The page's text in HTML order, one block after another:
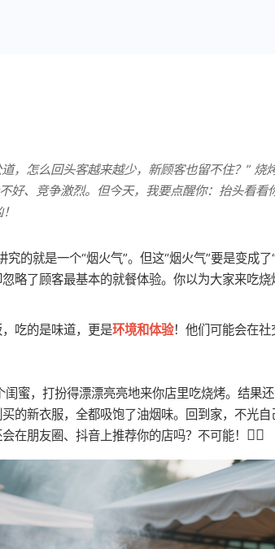
，怎么回头客越来越少，新顾客也留不住？” 烧
好、竞争激烈。但今天，我要点醒你：抬头看看
的就是一个“烟火气”。但这“烟火气”要是变成
略了顾客最基本的就餐体验。你以为大家来吃烧
吃的是味道，更是环境和体验！他们可能会在
闺蜜，打扮得漂漂亮亮地来你店里吃烧烤。结果
的新衣服，全都吸饱了油烟味。回到家，不光
在朋友圈、抖音上推荐你的店吗？不可能！ 🙅‍♀️